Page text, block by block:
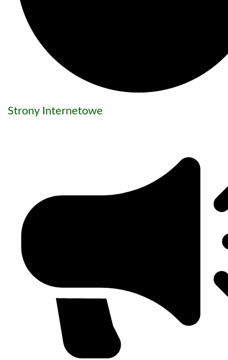
Strony Internetowe